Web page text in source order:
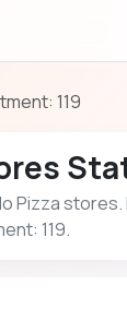
119
Pizza
119.